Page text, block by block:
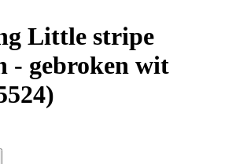
Little stripe
- gebroken wit